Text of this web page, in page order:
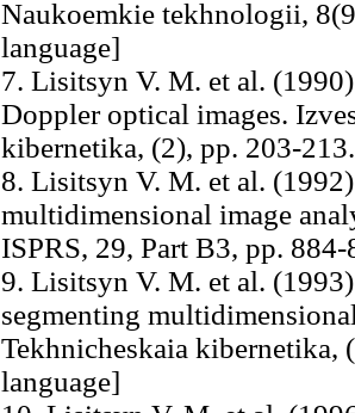
Naukoemkie tekhnologii,
language]
7. Lisitsyn V. M. et al.
Doppler optical images.
kibernetika, (2), pp. 203-
8. Lisitsyn V. M. et al.
multidimensional image
ISPRS, 29, Part B3, pp. 884-
9. Lisitsyn V. M. et al.
segmenting
Tekhnicheskaia kibernetika,
language]